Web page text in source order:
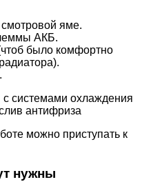
яме.
АКБ.
было комфортно
системами охлаждения
антифриза
можно приступать к
нужны